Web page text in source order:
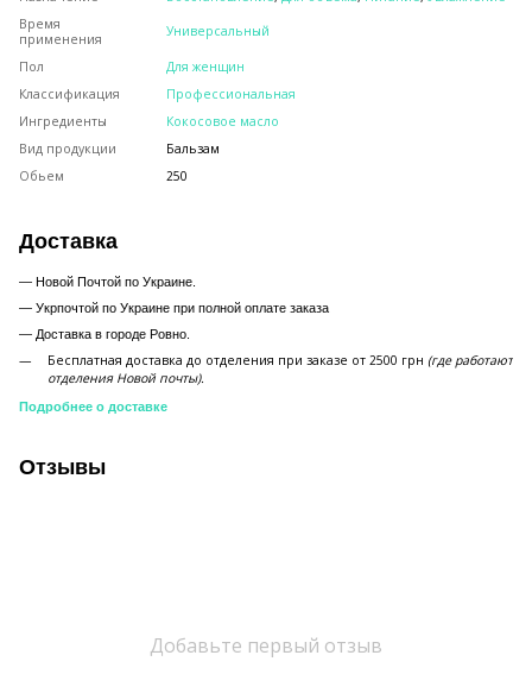
Время
применения
Универсальный
Пол
Для женщин
Классификация
Профессиональная
Ингредиенты
Кокосовое масло
Вид продукции
Бальзам
Обьем
250
Доставка
— Новой Почтой по Украине.
— Укрпочтой по Украине при полной оплате заказа
— Доставка в городе Ровно.
Бесплатная доставка до отделения при заказе от 2500 грн (где работают
отделения Новой почты).
Подробнее о доставке
Отзывы
Добавьте первый отзыв